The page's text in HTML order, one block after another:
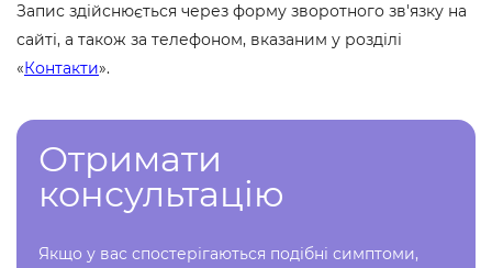
Запис здійснюється через форму зворотного зв'язку на
сайті, а також за телефоном, вказаним у розділі
«Контакти».
Отримати
консультацію
Якщо у вас спостерігаються подібні симптоми,